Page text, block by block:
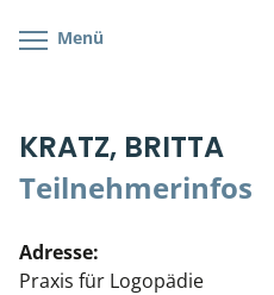
Menü
KRATZ, BRITTA
Teilnehmerinfos
Adresse:
Praxis für Logopädie
Cranial/Neurale Osteopathie
Parietale Osteopathie
Viszerale Osteopathie
Bonus-Programm
Veranstaltungsticket DB
Wissenswertes
Teilnehmerliste
Stellenbörse
Soziales Engagement